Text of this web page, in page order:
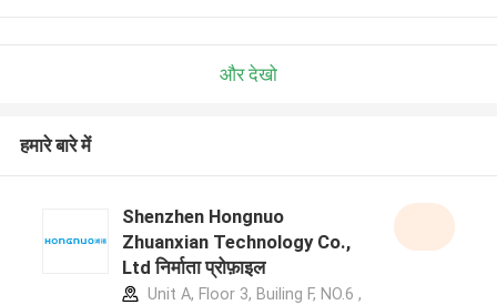
और देखो
हमारे बारे में
Shenzhen Hongnuo
Zhuanxian Technology Co.,
Ltd निर्माता प्रोफ़ाइल
Unit A, Floor 3, Builing F, NO.6 ,